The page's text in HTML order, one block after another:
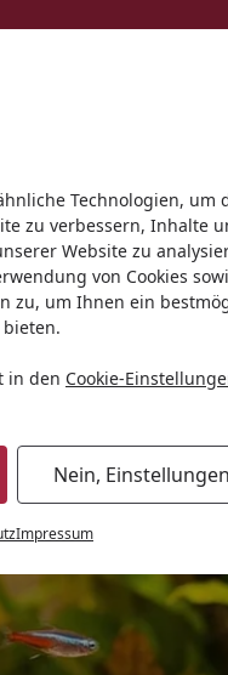
Technologien, um
zu verbessern, Inhalte
Website zu
von Cookies
zu, um Ihnen ein
in den Cookie-
Nein,
Impressum
Tierarten
Anlagen Chihiros CO2